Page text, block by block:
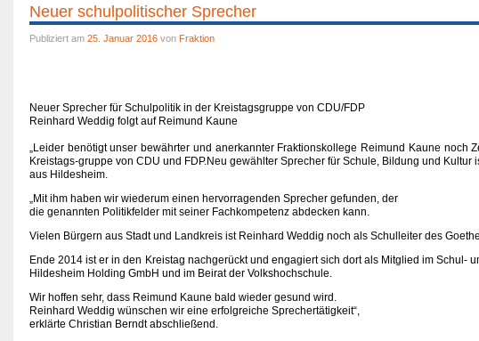
Neuer schulpolitischer Sprecher
Publiziert am 25. Januar 2016 von Fraktion
Neuer Sprecher für Schulpolitik in der Kreistagsgruppe von CDU/FDP
Reinhard Weddig folgt auf Reimund Kaune
„Leider benötigt unser bewährter und anerkannter Fraktionskollege Reimund Kaune
Kreistags-gruppe von CDU und FDP.Neu gewählter Sprecher für Schule, Bildung und Kultur
aus Hildesheim.
„Mit ihm haben wir wiederum einen hervorragenden Sprecher gefunden, der
die genannten Politikfelder mit seiner Fachkompetenz abdecken kann.
Vielen Bürgern aus Stadt und Landkreis ist Reinhard Weddig noch als Schulleiter des
Ende 2014 ist er in den Kreistag nachgerückt und engagiert sich dort als Mitglied im
Hildesheim Holding GmbH und im Beirat der Volkshochschule.
Wir hoffen sehr, dass Reimund Kaune bald wieder gesund wird.
Reinhard Weddig wünschen wir eine erfolgreiche Sprechertätigkeit“,
erklärte Christian Berndt abschließend.